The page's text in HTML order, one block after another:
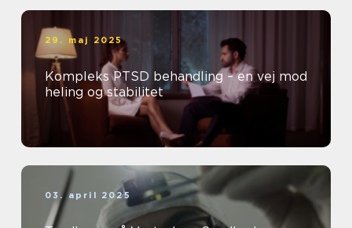
29. maj 2025
Kompleks PTSD behandling – en vej mod
heling og stabilitet
03. april 2025